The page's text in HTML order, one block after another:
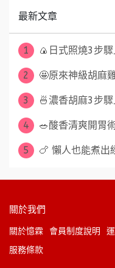
最新文章
1 🍙日式照燒3步
2 🤩原來神級胡麻
3 🍜濃香胡麻3步
4 🥗酸香清爽開胃
5 🍗 懶人也能煮
關於我們
關於憶霖 會員制度說明
服務條款